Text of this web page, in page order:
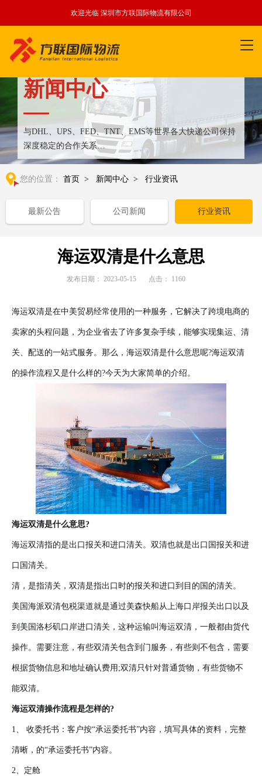
欢迎光临 深圳市方联国际物流有限公司
新闻中心
与DHL、UPS、FED、TNT、EMS等世界各大快递公司保持
深度稳定的合作关系
整合全球优质物流运输资源,满足国内外客户更多个性化需求
您的位置： 首页 > 新闻中心 > 行业资讯
最新公告 公司新闻 行业资讯
海运双清是什么意思
发布日期： 2023-05-15 点击： 1160
海运双清是在中美贸易经常使用的一种服务，它解决了跨境电商的
卖家的头程问题，为企业省去了许多复杂手续，能够实现集运、清
关、配送的一站式服务。那么，海运双清是什么意思呢?海运双清
的操作流程又是什么样的?今天为大家简单的介绍。
海运双清是什么意思?
海运双清指的是出口报关和进口清关。双清也就是出口国报关和进
口国清关。
清，是指清关，双清是指出口时的报关和进口到目的国的清关。
美国海派双清包税渠道就是通过美森快船从上海口岸报关出口以及
到美国洛杉矶口岸进口清关，这种运输叫海运双清，一般都由货代
操作。需要注意，有些双清关包含到门服务，有些则不包含，需要
根据货物信息和地址确认费用;双清只针对普通货物，有些货物不
能双清。
海运双清操作流程是怎样的?
1、 收委托书：客户按“承运委托书”内容，填写具体的资料，完整
清晰，的“承运委托书”内容。
2、定舱